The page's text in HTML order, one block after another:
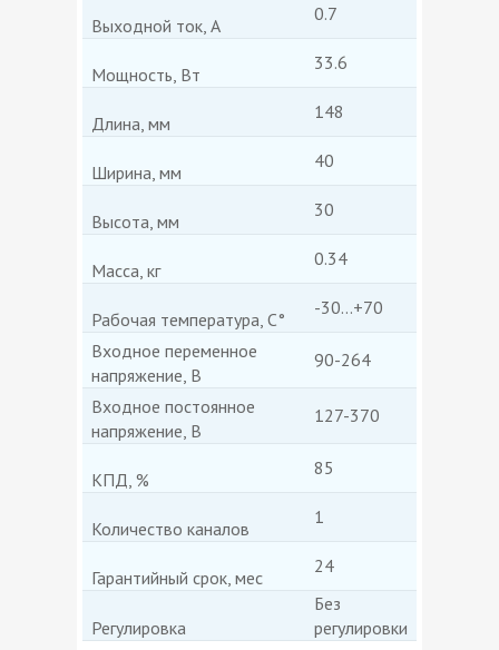
Выходной ток, А
0.7
Мощность, Вт
33.6
Длина, мм
148
Ширина, мм
40
Высота, мм
30
Масса, кг
0.34
Рабочая температура, С°
-30...+70
Входное переменное
напряжение, В
90-264
Входное постоянное
напряжение, В
127-370
КПД, %
85
Количество каналов
1
Гарантийный срок, мес
24
Регулировка
Без
регулировки